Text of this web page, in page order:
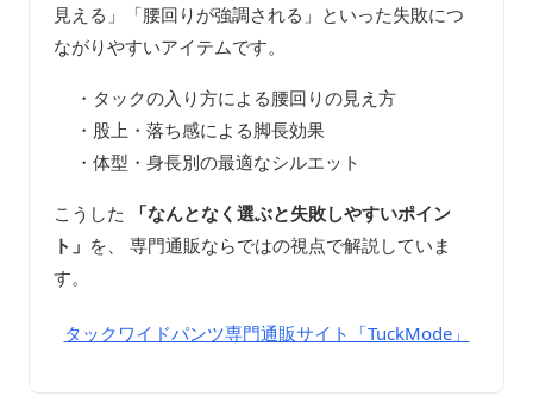
見える」「腰回りが強調される」といった失敗につ
ながりやすいアイテムです。
・タックの入り方による腰回りの見え方
・股上・落ち感による脚長効果
・体型・身長別の最適なシルエット
こうした
「なんとなく選ぶと失敗しやすいポイン
ト」 を、 専門通販ならではの視点で解説していま
す。
タックワイドパンツ専門通販サイト「TuckMode」